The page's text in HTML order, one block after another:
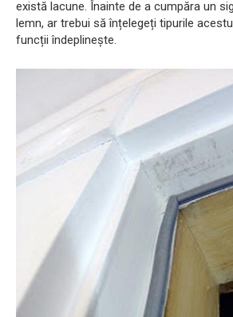
există lacune. Înainte de a cumpăra un
lemn, ar trebui să înțelegeți tipurile
funcții îndeplinește.